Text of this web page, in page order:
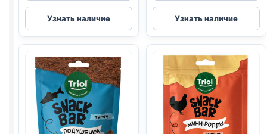
Snack
Bar
мини-
(КУРИЦА,
СЫР)
поштучно
10г
Узнать наличие
Snack
Bar
подуш.
30г
Узнать наличие